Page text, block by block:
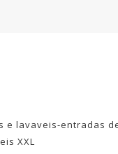
e lavaveis-entradas
XXL